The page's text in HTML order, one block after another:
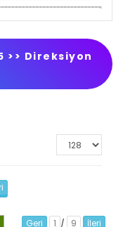
>> Direksiyon
Geri 1 / 9 İleri